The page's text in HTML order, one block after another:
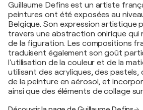
Guillaume Defins est un artiste
peintures ont été exposées au
Belgique. Son expression artistique
travers une abstraction onirique qui
de la figuration. Les compositions
traduisent également son goût
l'utilisation de la couleur et de la
utilisant des acryliques, des pastels,
de la peinture en aérosol, et
ainsi que des éléments de collage